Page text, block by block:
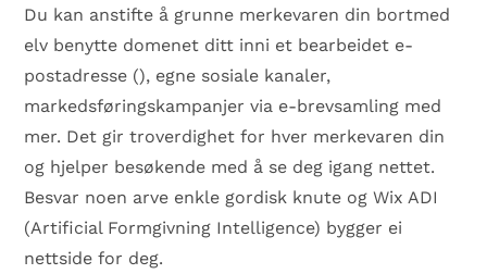
Du kan anstifte å grunne merkevaren din bortmed
elv benytte domenet ditt inni et bearbeidet e-
postadresse (), egne sosiale kanaler,
markedsføringskampanjer via e-brevsamling med
mer. Det gir troverdighet for hver merkevaren din
og hjelper besøkende med å se deg igang nettet.
Besvar noen arve enkle gordisk knute og Wix ADI
(Artificial Formgivning Intelligence) bygger ei
nettside for deg.